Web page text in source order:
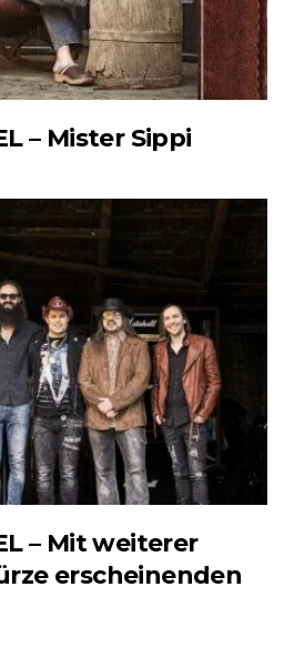
– Mister Sippi
– Mit weiterer
erscheinenden